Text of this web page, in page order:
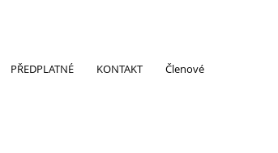
PŘEDPLATNÉ KONTAKT Členové